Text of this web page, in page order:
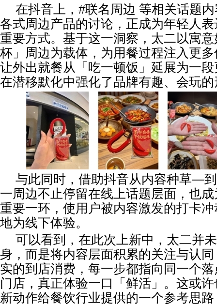
在抖音上，#联名周边 等相关话题
各式周边产品的讨论，正成为年轻人
重要方式。基于这一洞察，太二以寓
杯」周边为载体，为用餐过程注入更
让外出就餐从「吃一顿饭」延展为一
在潜移默化中强化了品牌有趣、会玩
与此同时，借助抖音从内容种草—
一周边不止停留在线上话题层面，也
重要一环，使用户被内容激发的打卡
地为线下体验。
可以看到，在此次上新中，太二并
身，而是将内容层面积累的关注与认
实的到店消费，每一步都指向同一个
门店，真正体验一口「鲜活」。这或
新动作给餐饮行业提供的一个参考思